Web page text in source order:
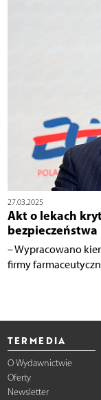
27.03.2025
Akt o lekach
bezpieczeństwa
– Wypracowano
firmy
TERMEDIA
O Wydawnictwie
Oferty
Newsletter